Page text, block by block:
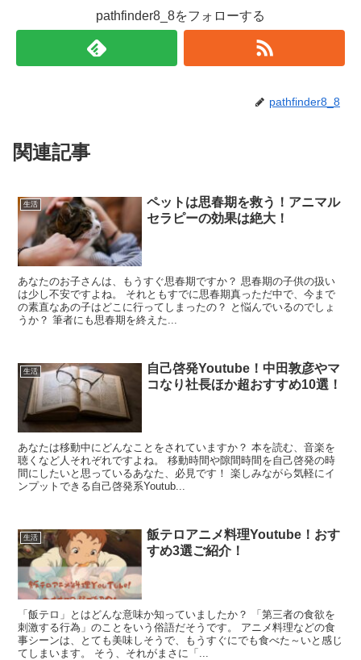
pathfinder8_8をフォローする
pathfinder8_8
関連記事
生活
ペットは思春期を救う！アニマル
セラピーの効果は絶大！
あなたのお子さんは、もうすぐ思春期ですか？ 思春期の子供の扱い
は少し不安ですよね。 それともすでに思春期真っただ中で、今まで
の素直なあの子はどこに行ってしまったの？ と悩んでいるのでしょ
うか？ 筆者にも思春期を終えた...
生活
自己啓発Youtube！中田敦彦やマ
コなり社長ほか超おすすめ10選！
あなたは移動中にどんなことをされていますか？ 本を読む、音楽を
聴くなど人それぞれですよね。 移動時間や隙間時間を自己啓発の時
間にしたいと思っているあなた、必見です！ 楽しみながら気軽にイ
ンプットできる自己啓発系Youtub...
生活
飯テロアニメ料理Youtube！おす
すめ3選ご紹介！
「飯テロ」とはどんな意味か知っていましたか？ 「第三者の食欲を
刺激する行為」のことをいう俗語だそうです。 アニメ料理などの食
事シーンは、とても美味しそうで、もうすぐにでも食べた～いと感じ
てしまいます。 そう、それがまさに「...